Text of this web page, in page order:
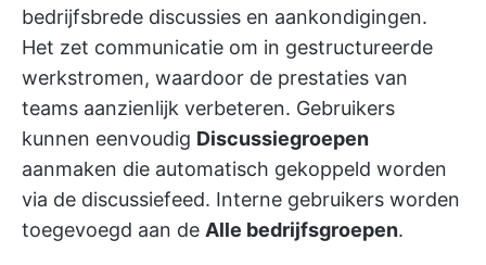
bedrijfsbrede discussies en aankondigingen.
Het zet communicatie om in gestructureerde
werkstromen, waardoor de prestaties van
teams aanzienlijk verbeteren. Gebruikers
kunnen eenvoudig Discussiegroepen
aanmaken die automatisch gekoppeld worden
via de discussiefeed. Interne gebruikers worden
toegevoegd aan de Alle bedrijfsgroepen.